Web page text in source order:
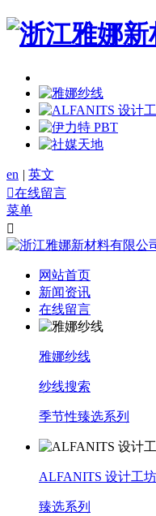
en | 英文
在线留言
菜单

网站首页
新闻资讯
在线留言
雅娜纱线
纱线搜索
季节性臻选系列
ALFANITS 设计工坊
臻选系列